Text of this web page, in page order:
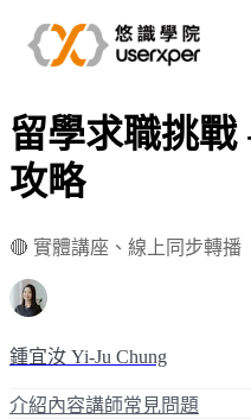
留學求職挑戰
攻略
🔴 實體講座、線上同步轉播
鍾宜汝 Yi-Ju Chung
介紹內容講師常見問題